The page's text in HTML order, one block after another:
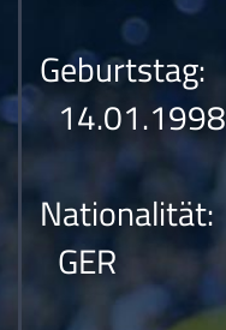
Geburtstag:
14.01.1998
Nationalität:
GER